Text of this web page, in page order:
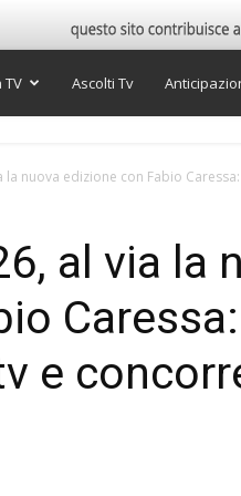
TV Ascolti Tv
la nuova edizione con Fabio
al via la
e